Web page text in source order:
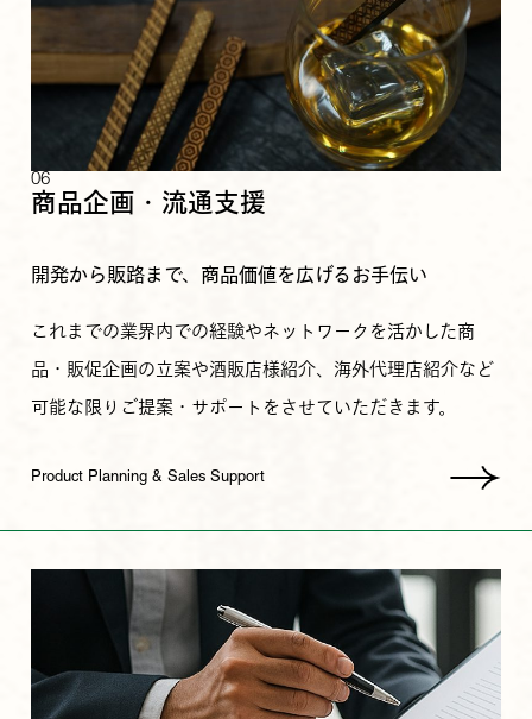
06
商品企画・流通支援
開発から販路まで、商品価値を広げるお手伝い
これまでの業界内での経験やネットワークを活かした商
品・販促企画の立案や酒販店様紹介、海外代理店紹介など
可能な限りご提案・サポートをさせていただきます。
Product Planning & Sales Support